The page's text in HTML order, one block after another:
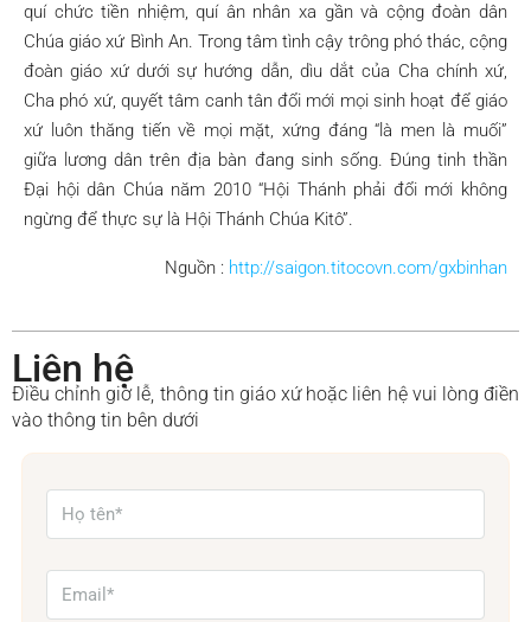
quí chức tiền nhiệm, quí ân nhân xa gần và cộng đoàn dân
Chúa giáo xứ Bình An. Trong tâm tình cậy trông phó thác, cộng
đoàn giáo xứ dưới sự hướng dẫn, dìu dắt của Cha chính xứ,
Cha phó xứ, quyết tâm canh tân đổi mới mọi sinh hoạt để giáo
xứ luôn thăng tiến về mọi mặt, xứng đáng “là men là muối”
giữa lương dân trên địa bàn đang sinh sống. Đúng tinh thần
Đại hội dân Chúa năm 2010 “Hội Thánh phải đổi mới không
ngừng để thực sự là Hội Thánh Chúa Kitô”.
Nguồn : http://saigon.titocovn.com/gxbinhan
Liên hệ
Điều chỉnh giờ lễ, thông tin giáo xứ hoặc liên hệ vui lòng điền
vào thông tin bên dưới